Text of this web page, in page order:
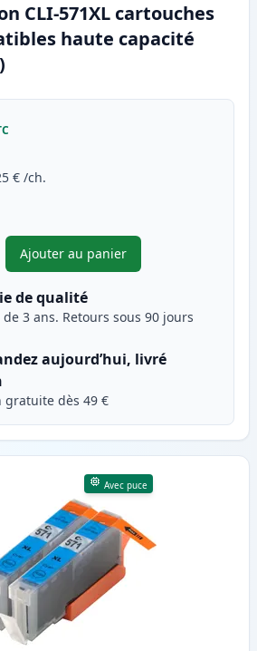
CLI-571XL cartouches
haute capacité
€ /ch.
pour ajuster
Ajouter au panier
,Pack de 2 Canon CLI-571XL
de qualité
3 ans. Retours sous 90 jours
aujourd’hui, livré
gratuite dès 49 €
Avec puce